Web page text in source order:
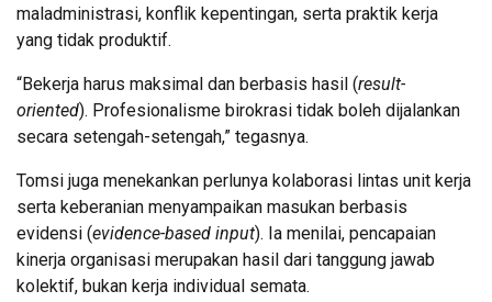
maladministrasi, konflik kepentingan, serta praktik kerja
yang tidak produktif.
“Bekerja harus maksimal dan berbasis hasil (result-
oriented). Profesionalisme birokrasi tidak boleh dijalankan
secara setengah-setengah,” tegasnya.
Tomsi juga menekankan perlunya kolaborasi lintas unit kerja
serta keberanian menyampaikan masukan berbasis
evidensi (evidence-based input). Ia menilai, pencapaian
kinerja organisasi merupakan hasil dari tanggung jawab
kolektif, bukan kerja individual semata.